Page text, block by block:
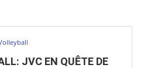
JVC EN QUÊTE DE